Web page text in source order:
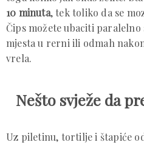
10 minuta, tek toliko da se
Čips možete ubaciti
mjesta u rerni ili odmah
vrela.
Nešto svježe da
Uz piletinu, tortilje i štapiće